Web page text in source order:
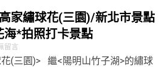
家繡球花(三園)/新北市景點
海*拍照打卡景點
留言
(三園)> 繼<陽明山竹子湖>的繡球